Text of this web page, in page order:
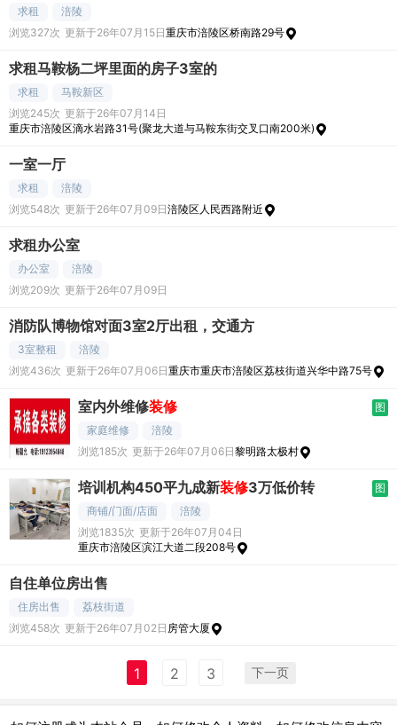
求租
涪陵
浏览327次 更新于26年07月15日重庆市涪陵区桥南路29号
求租马鞍杨二坪里面的房子3室的
求租
马鞍新区
浏览245次 更新于26年07月14日
重庆市涪陵区滴水岩路31号(聚龙大道与马鞍东街交叉口南200米)
一室一厅
求租
涪陵
浏览548次 更新于26年07月09日涪陵区人民西路附近
求租办公室
办公室
涪陵
浏览209次 更新于26年07月09日
消防队博物馆对面3室2厅出租，交通方
3室整租
涪陵
浏览436次 更新于26年07月06日重庆市重庆市涪陵区荔枝街道兴华中路75号
室内外维修装修
图
家庭维修
涪陵
浏览185次 更新于26年07月06日黎明路太极村
培训机构450平九成新装修3万低价转
图
商铺/门面/店面
涪陵
浏览1835次 更新于26年07月04日
重庆市涪陵区滨江大道二段208号
自住单位房出售
住房出售
荔枝街道
浏览458次 更新于26年07月02日 房管大厦
1 2 3 下一页